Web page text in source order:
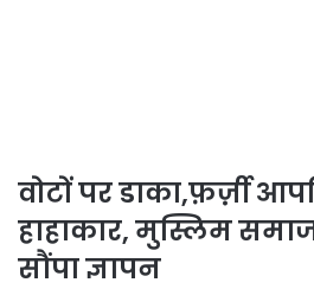
वोटों पर डाका,फ़र्ज़ी
हाहाकार, मुस्लिम
सौंपा ज्ञापन